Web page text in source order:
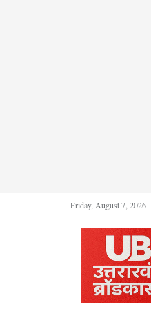
Friday, August 7, 2026